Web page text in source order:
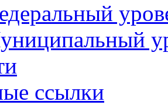
ссылки